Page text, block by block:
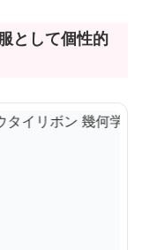
として個性的